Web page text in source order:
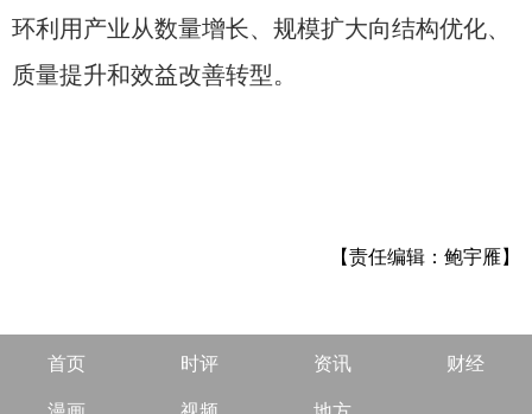
环利用产业从数量增长、规模扩大向结构优化、
质量提升和效益改善转型。
【责任编辑：鲍宇雁】
首页 时评 资讯 财经